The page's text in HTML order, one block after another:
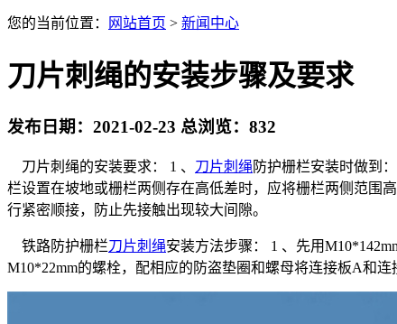
您的当前位置： 网站首页 > 新闻中心
刀片刺绳的安装步骤及要求
发布日期：2021-02-23 总浏览： 832
刀片刺绳的安装要求： 1 、 刀片刺绳 防护栅栏安装时做到
栏设置在坡地或栅栏两侧存在高低差时，应将栅栏两侧范围
行紧密顺接，防止先接触出现较大间隙。
铁路防护栅栏刀片刺绳安装方法步骤： 1 、先用
M10*22mm的螺栓，配相应的防盗垫圈和螺母将连接板A和